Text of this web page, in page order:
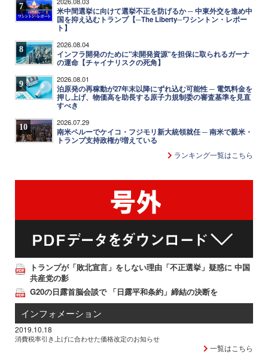
7
米中間選挙に向けて選挙不正を防げるか ─ 中東外交を進め中
国を抑え込むトランプ【─The Liberty─ワシントン・レポー
ト】
8 2026.08.04
インフラ開発のために"未開発資源"を担保に取られるガーナ
の運命【チャイナリスクの死角】
9 2026.08.01
泊原発の再稼動が27年末以降にずれ込む可能性 ─ 電気料金を
押し上げ、物価高を助長する原子力規制委の審査基準を見直
すべき
10 2026.07.29
南米ペルーでケイコ・フジモリ新大統領就任 ─ 南米で親米・
トランプ支持政権が増えている
ランキング一覧はこちら
トランプが「敗北宣言」をしない理由「不正選挙」疑惑に 中国
共産党の影
G20の日露首脳会談で 「日露平和条約」締結の決断を
インフォメーション
2019.10.18
消費税率引き上げに合わせた価格改定のお知らせ
一覧はこちら